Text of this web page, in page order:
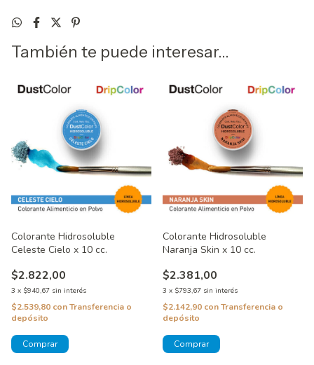
También te puede interesar...
Colorante Hidrosoluble
Celeste Cielo x 10 cc.
$2.822,00
3 x $940,67 sin interés
$2.539,80 conTransferencia o
depósito
Colorante Hidrosoluble
Naranja Skin x 10 cc.
$2.381,00
3 x $793,67 sin interés
$2.142,90 conTransferencia o
depósito